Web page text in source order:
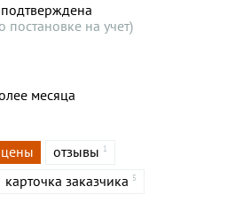
постановке на учет)
месяца
цены отзывы 1
карточка заказчика 5